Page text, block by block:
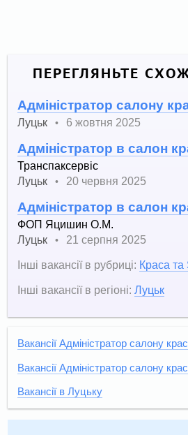
ПЕРЕГЛЯНЬТЕ
Адміністратор салону
Луцьк
• 6 жовтня 2025
Адміністратор в салон
Транспаксервіс
Луцьк
• 20 червня 2025
Адміністратор в салон
ФОП Яцишин О.М.
Луцьк
•
21 серпня 2025
Інші вакансії в рубриці: Краса та
Інші вакансії в регіоні: Луцьк
Вакансії Адміністратор салону
Вакансії Адміністратор салону
Вакансії в Луцьку